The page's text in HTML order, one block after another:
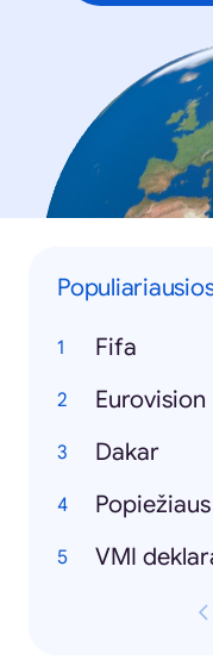
Fifa
Eurovision
Dakar
VMI